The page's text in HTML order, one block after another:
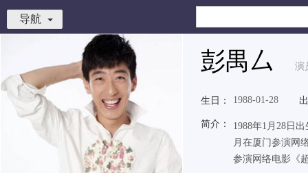
导航
彭禺厶 演
生日： 1988-01-28
简介：
1988年1月28日
月在厦门参演网
参演网络电影《